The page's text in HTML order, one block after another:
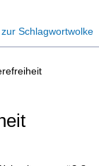
zur Schlagwortwolke